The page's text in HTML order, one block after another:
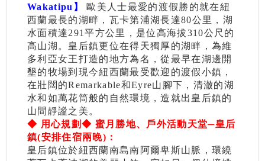
Wakatipu】
歐美人士最愛的渡假勝的就在紐
西蘭最長的湖畔，瓦卡第浦湖長達80公里，湖
水面積達291平方公里，是位高海拔310公尺的
高山湖。皇后鎮更位在得天獨厚的湖畔，為維
多利亞女王打造的地方為名，從最早在湖邊開
墾的牧場到現今紐西蘭最受歡迎的渡假小鎮，
在壯闊的Remarkable和Eyre山腳下，清澈的湖
水和如萬花筒般的自然環境，造就出皇后鎮的
山間靜謐之美。
◆ 用心規劃◆ 蜜月勝地、戶外活動天堂─皇后
鎮(安排住宿兩晚)：
皇后鎮位於紐西蘭南島南阿爾卑斯山脈，環繞